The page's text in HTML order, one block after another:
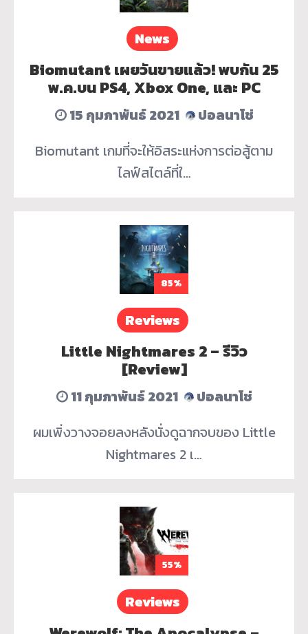
News
Biomutant เผยวันขายแล้ว! พบกัน 25
พ.ค.บน PS4, Xbox One, และ PC
15 กุมภาพันธ์ 2021
ปอลนาโช่
Biomutant เกมที่จะให้อิสระแห่งการต่อสู้ตาม
ไลฟ์สไตล์ที่ใ…
85%
Reviews
Little Nightmares 2 – รีวิว
[Review]
11 กุมภาพันธ์ 2021
ปอลนาโช่
ผมเพิ่งวางจอยลงหลังนั่งดูฉากจบของ Little
Nightmares 2 เ…
55%
Reviews